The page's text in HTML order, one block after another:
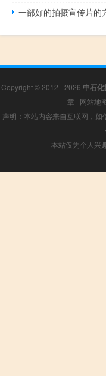
一部好的拍摄宣传片的
Copyright © 2012 - 2026 中石
章 | 网站地
声明：本站内容来自互联网，
本站仅为个人兴